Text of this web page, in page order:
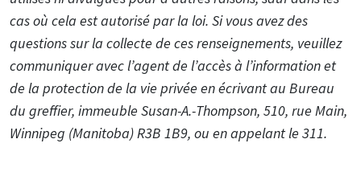
cas où cela est autorisé par la loi. Si vous avez des
questions sur la collecte de ces renseignements, veuillez
communiquer avec l’agent de l’accès à l’information et
de la protection de la vie privée en écrivant au Bureau
du greffier, immeuble Susan-A.-Thompson, 510, rue Main,
Winnipeg (Manitoba) R3B 1B9, ou en appelant le 311.